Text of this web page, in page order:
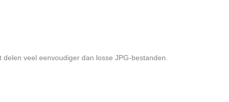
veel eenvoudiger dan losse JPG-bestanden.